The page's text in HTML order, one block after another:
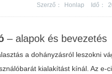
Szerző： Honlap Idő：
– alapok és bevezetés
a dohányzásról leszokni
kialakítást kínál. Az